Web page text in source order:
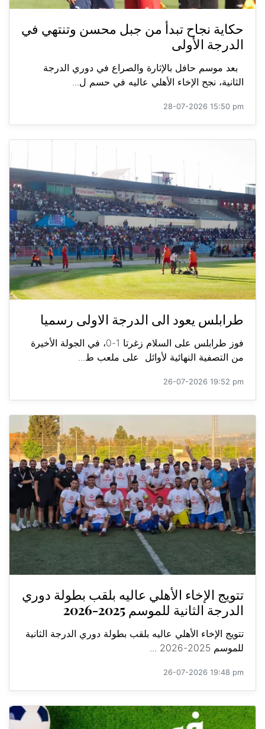
حكاية نجاح تبدأ من جبل محسن وتنتهي في
الدرجة الأولى
بعد موسم حافل بالإثارة والصراع في دوري الدرجة
الثانية، نجح الإخاء الأهلي عاليه في حسم ل...
28-07-2026 15:50 pm
طرابلس يعود الى الدرجة الاولى رسميا
فوز طرابلس على السلام زغرتا 1-0، في الجولة الأخيرة
من التصفية النهائية لأوائل على ملعب ط...
26-07-2026 19:52 pm
تتويج الإخاء الأهلي عاليه بلقب بطولة دوري
الدرجة الثانية للموسم 2025-2026
تتويج الإخاء الأهلي عاليه بلقب بطولة دوري الدرجة الثانية
للموسم 2025-2026 ...
26-07-2026 19:48 pm